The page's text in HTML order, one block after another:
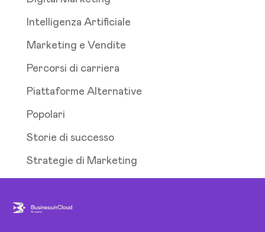
Intelligenza Artificiale
Marketing e Vendite
Percorsi di carriera
Piattaforme Alternative
Popolari
Storie di successo
Strategie di Marketing